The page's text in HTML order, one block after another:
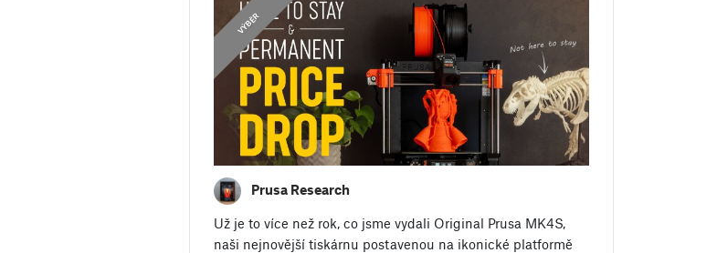
OZNÁMENÍ
VÝBĚR
Prusa Research
Už je to více než rok, co jsme vydali Original Prusa MK4S,
naši nejnovější tiskárnu postavenou na ikonické platformě